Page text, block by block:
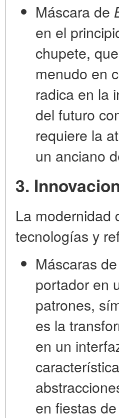
Máscara de
en el
chupete,
menudo en
radica en la
del futuro
requiere la
un anciano
3.
La modernidad
tecnologías y
Máscaras
portador en
patrones,
es la
en un
en fiestas